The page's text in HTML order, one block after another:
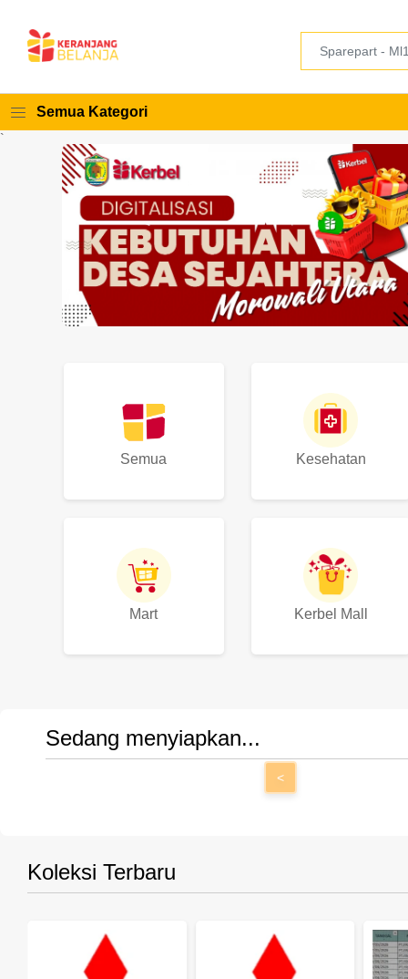
Semua Kategori
`
Semua Kesehatan
Mart Kerbel Mall
Sedang menyiapkan...
<
Koleksi Terbaru